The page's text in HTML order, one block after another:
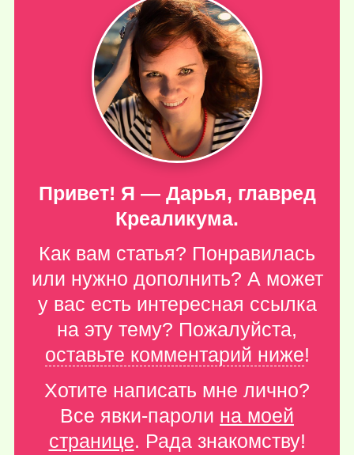
Привет! Я — Дарья, главред
Креаликума.
Как вам статья? Понравилась
или нужно дополнить? А может
у вас есть интересная ссылка
на эту тему? Пожалуйста,
оставьте комментарий ниже!
Хотите написать мне лично?
Все явки-пароли на моей
странице. Рада знакомству!